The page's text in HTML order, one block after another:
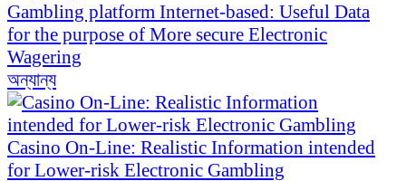
Gambling platform Internet-based: Useful Data
for the purpose of More secure Electronic
Wagering
অন্যান্য
Casino On-Line: Realistic Information intended
for Lower-risk Electronic Gambling